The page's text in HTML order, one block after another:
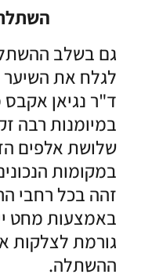
גם בשלב
לגלח את
ד"ר נגיאן
במיומנות רבה
שלושת אלפים
במקומות
זהה בכל רחבי
באמצעות מחט
גורמת לצלקות
ההשתלה.